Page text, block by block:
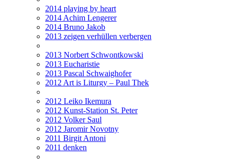
2014 playing by heart
2014 Achim Lengerer
2014 Bruno Jakob
2013 zeigen verhüllen verbergen
2013 Norbert Schwontkowski
2013 Eucharistie
2013 Pascal Schwaighofer
2012 Art is Liturgy – Paul Thek
2012 Leiko Ikemura
2012 Kunst-Station St. Peter
2012 Volker Saul
2012 Jaromir Novotny
2011 Birgit Antoni
2011 denken